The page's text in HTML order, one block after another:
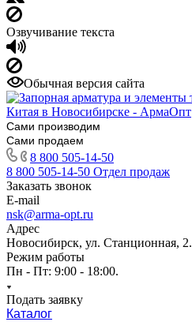
Озвучивание текста
Обычная версия сайта
Сами производим
Сами продаем
8 800 505-14-50
8 800 505-14-50 Отдел продаж
Заказать звонок
E-mail
nsk@arma-opt.ru
Адрес
Новосибирск, ул. Станционная, 2.
Режим работы
Пн - Пт: 9:00 - 18:00.
Подать заявку
Каталог